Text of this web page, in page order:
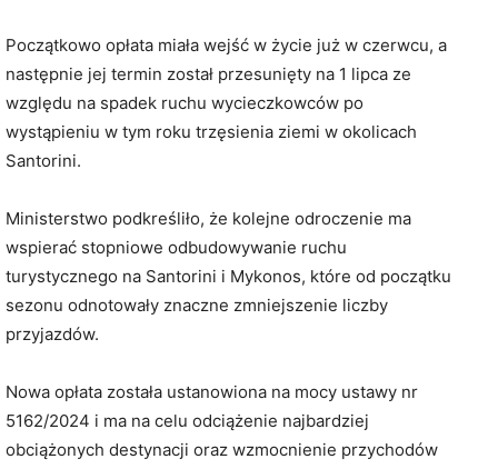
Początkowo opłata miała wejść w życie już w czerwcu, a
następnie jej termin został przesunięty na 1 lipca ze
względu na spadek ruchu wycieczkowców po
wystąpieniu w tym roku trzęsienia ziemi w okolicach
Santorini.
Ministerstwo podkreśliło, że kolejne odroczenie ma
wspierać stopniowe odbudowywanie ruchu
turystycznego na Santorini i Mykonos, które od początku
sezonu odnotowały znaczne zmniejszenie liczby
przyjazdów.
Nowa opłata została ustanowiona na mocy ustawy nr
5162/2024 i ma na celu odciążenie najbardziej
obciążonych destynacji oraz wzmocnienie przychodów